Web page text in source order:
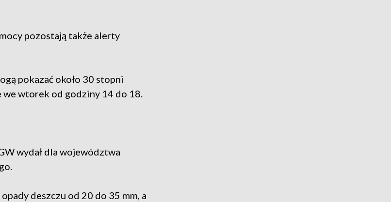
pozostają także alerty
pokazać około 30 stopni
we wtorek od godziny 14 do 18.
wydał dla województwa
deszczu od 20 do 35 mm, a